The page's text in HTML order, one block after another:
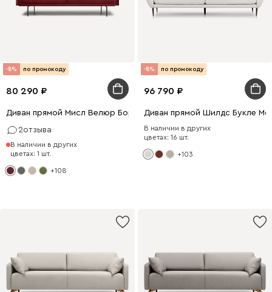
-8% по промокоду
80 290
Диван прямой Мисл Велюр Бордовый
2отзыва
В наличии в других
цветах: 1 шт.
+108
-8% по промокоду
96 790
Диван прямой Шилдс Букле
В наличии в других
цветах: 16 шт.
+103